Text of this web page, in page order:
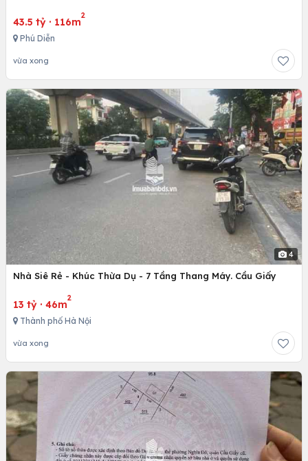
43.5 tỷ · 116m
2
Phú Diễn
vừa xong
4
Nhà Siê Rẻ - Khúc Thừa Dụ - 7 Tầng Thang Máy. Cầu Giấy
13 tỷ · 46m
2
Thành phố Hà Nội
vừa xong